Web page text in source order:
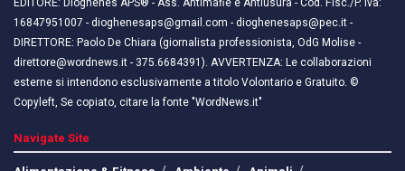
16847951007 - dioghenesaps@gmail.com - dioghenesaps@pec.it - ​​
DIRETTORE: Paolo De Chiara (giornalista professionista, OdG Molise -
direttore@wordnews.it - ​​375.6684391). AVVERTENZA: Le collaborazioni
esterne si intendono esclusivamente a titolo Volontario e Gratuito. ©
Copyleft, Se copiato, citare la fonte "WordNews.it"
Navigate Site